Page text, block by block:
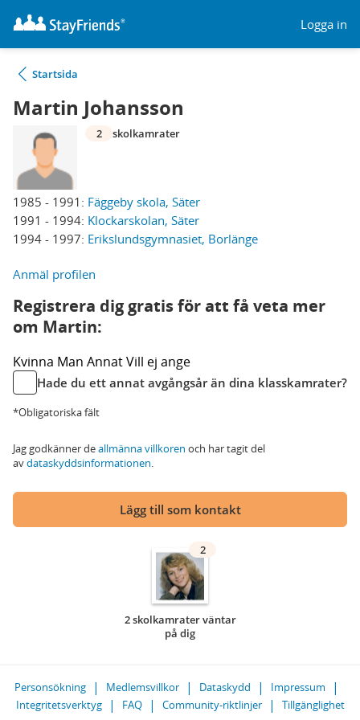
Logga in
Startsida
Martin Johansson
1985 - 1991: Fäggeby skola, Säter
1991 - 1994: Klockarskolan, Säter
1994 - 1997: Erikslundsgymnasiet, Borlänge
2 skolkamrater
Anmäl profilen
Registrera dig gratis för att få veta mer
om Martin:
Kvinna Man AnnatVill ej ange
Hade du ett annat avgångsår än dina klasskamrater?
*Obligatoriska fält
Jag godkänner deallmänna villkoren och har tagit del
avdataskyddsinformationen.
Lägg till som kontakt
2
2 skolkamrater väntar
på dig
Personsökning Medlemsvillkor Dataskydd
Impressum
Integritetsverktyg
FAQ Community-riktlinjer Tillgänglighet